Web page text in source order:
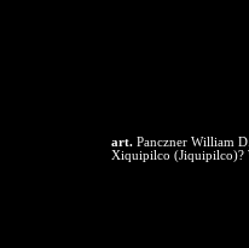
art. Panczner William
Xiquipilco (Jiquipilco)?